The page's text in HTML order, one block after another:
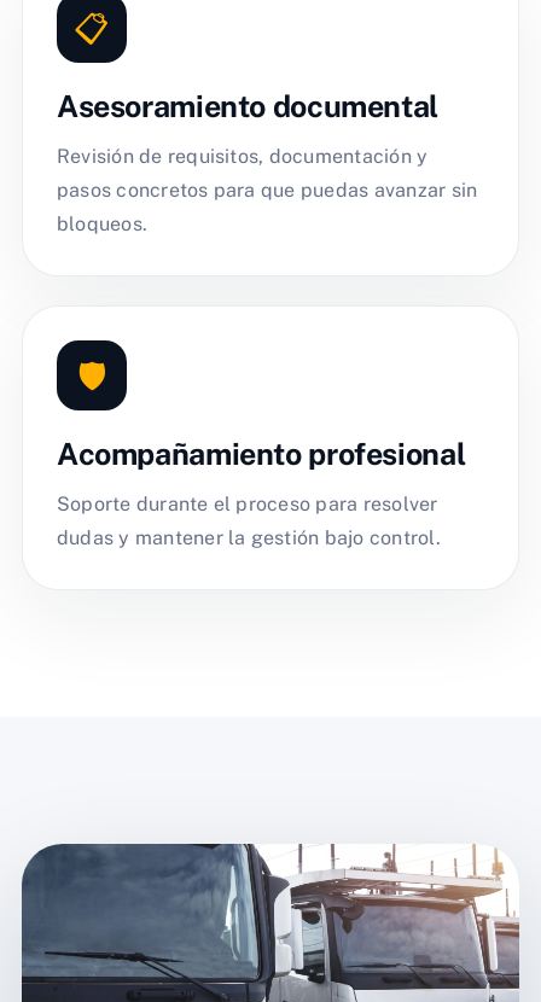
📋
Asesoramiento documental
Revisión de requisitos, documentación y
pasos concretos para que puedas avanzar sin
bloqueos.
🛡️
Acompañamiento profesional
Soporte durante el proceso para resolver
dudas y mantener la gestión bajo control.